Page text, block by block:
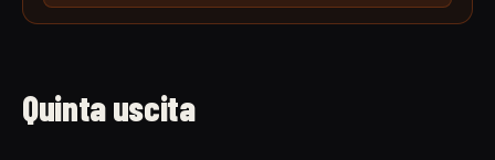
Quinta uscita